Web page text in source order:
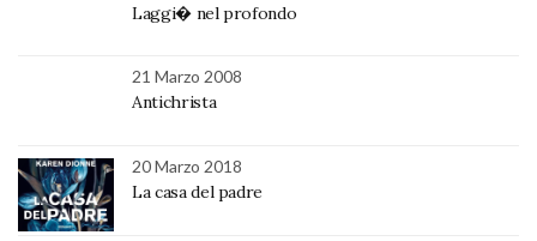
Laggi� nel profondo
21 Marzo 2008
Antichrista
20 Marzo 2018
La casa del padre